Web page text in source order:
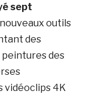
sept
outils
des
des
vidéoclips 4K